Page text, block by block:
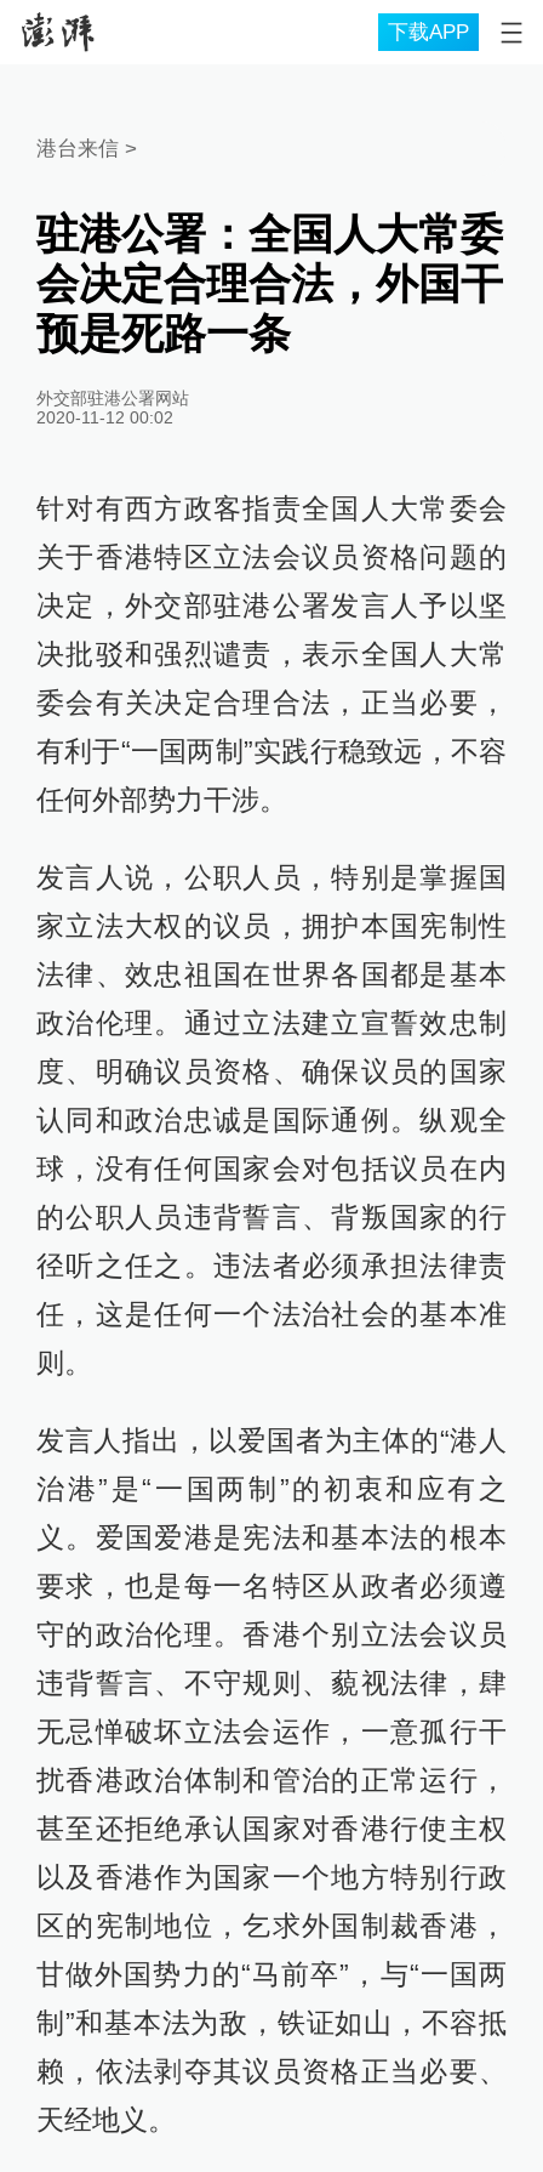
下载APP
港台来信>
驻港公署：全国人大常委
会决定合理合法，外国干
预是死路一条
外交部驻港公署网站
2020-11-12 00:02
针对有西方政客指责全国人大常委会
关于香港特区立法会议员资格问题的
决定，外交部驻港公署发言人予以坚
决批驳和强烈谴责，表示全国人大常
委会有关决定合理合法，正当必要，
有利于“一国两制”实践行稳致远，不容
任何外部势力干涉。
发言人说，公职人员，特别是掌握国
家立法大权的议员，拥护本国宪制性
法律、效忠祖国在世界各国都是基本
政治伦理。通过立法建立宣誓效忠制
度、明确议员资格、确保议员的国家
认同和政治忠诚是国际通例。纵观全
球，没有任何国家会对包括议员在内
的公职人员违背誓言、背叛国家的行
径听之任之。违法者必须承担法律责
任，这是任何一个法治社会的基本准
则。
发言人指出，以爱国者为主体的“港人
治港”是“一国两制”的初衷和应有之
义。爱国爱港是宪法和基本法的根本
要求，也是每一名特区从政者必须遵
守的政治伦理。香港个别立法会议员
违背誓言、不守规则、藐视法律，肆
无忌惮破坏立法会运作，一意孤行干
扰香港政治体制和管治的正常运行，
甚至还拒绝承认国家对香港行使主权
以及香港作为国家一个地方特别行政
区的宪制地位，乞求外国制裁香港，
甘做外国势力的“马前卒”，与“一国两
制”和基本法为敌，铁证如山，不容抵
赖，依法剥夺其议员资格正当必要、
天经地义。